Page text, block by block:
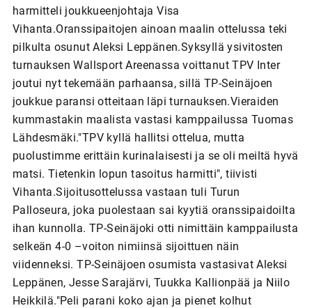
harmitteli joukkueenjohtaja Visa
Vihanta.Oranssipaitojen ainoan maalin ottelussa teki
pilkulta osunut Aleksi Leppänen.Syksyllä ysivitosten
turnauksen Wallsport Areenassa voittanut TPV Inter
joutui nyt tekemään parhaansa, sillä TP-Seinäjoen
joukkue paransi otteitaan läpi turnauksen.Vieraiden
kummastakin maalista vastasi kamppailussa Tuomas
Lähdesmäki."TPV kyllä hallitsi ottelua, mutta
puolustimme erittäin kurinalaisesti ja se oli meiltä hyvä
matsi. Tietenkin lopun tasoitus harmitti", tiivisti
Vihanta.Sijoitusottelussa vastaan tuli Turun
Palloseura, joka puolestaan sai kyytiä oranssipaidoilta
ihan kunnolla. TP-Seinäjoki otti nimittäin kamppailusta
selkeän 4-0 –voiton nimiinsä sijoittuen näin
viidenneksi. TP-Seinäjoen osumista vastasivat Aleksi
Leppänen, Jesse Sarajärvi, Tuukka Kallionpää ja Niilo
Heikkilä."Peli parani koko ajan ja pienet kolhut